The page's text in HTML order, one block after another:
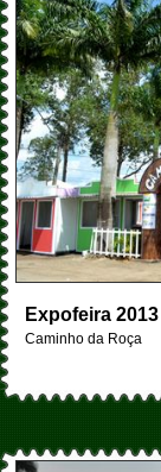
Expofeira 2013
Caminho da Roça